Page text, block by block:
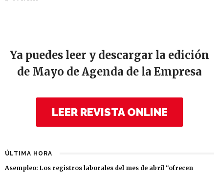
Ya puedes leer y descargar la edición
de Mayo de Agenda de la Empresa
LEER REVISTA ONLINE
ÚLTIMA HORA
Asempleo: Los registros laborales del mes de abril “ofrecen